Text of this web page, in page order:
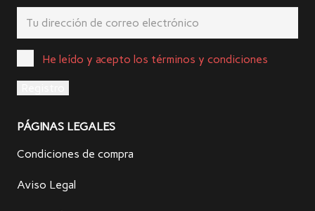
He leído y acepto los términos y condiciones
PÁGINAS LEGALES
Condiciones de compra
Aviso Legal